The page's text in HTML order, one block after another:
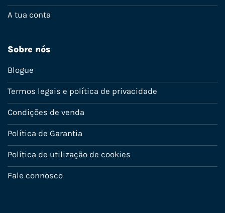
A tua conta
Sobre nós
Blogue
Termos legais e política de privacidade
Condições de venda
Política de Garantia
Política de utilização de cookies
Fale connosco